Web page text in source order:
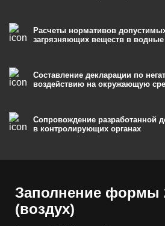
Расчеты нормативов
загрязняющих веществ в
Составление декларации по
воздействию на окружающую
Сопровождение разработанной
в контролирующих органах
Заполнение формы
(воздух)